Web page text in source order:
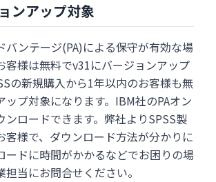
ンアップ対象
バンテージ(PA)による保守が有効な場
客様は無料でv31にバージョンアップ
の新規購入から1年以内のお客様も無
ップ対象になります。IBM社のPAオン
ンロードできます。弊社よりSPSS製
客様で、ダウンロード方法が分かりに
ードに時間がかかるなどでお困りの場
当にお問合せください。